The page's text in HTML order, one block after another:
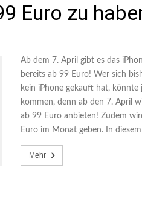
Euro zu
Ab dem 7. April gibt es das
bereits ab 99 Euro! Wer sich
kein iPhone gekauft hat, könnte
kommen, denn ab den 7. April
ab 99 Euro anbieten! Zudem
Euro im Monat geben. In
Mehr